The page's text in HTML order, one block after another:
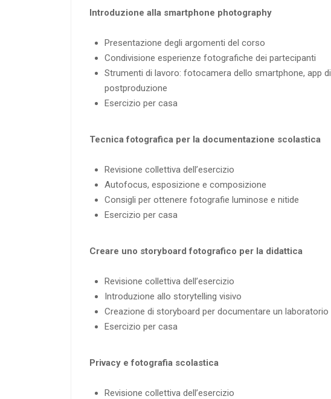
Introduzione alla smartphone photography
Presentazione degli argomenti del corso
Condivisione esperienze fotografiche dei partecipanti
Strumenti di lavoro: fotocamera dello smartphone, app di
postproduzione
Esercizio per casa
Tecnica fotografica per la documentazione scolastica
Revisione collettiva dell’esercizio
Autofocus, esposizione e composizione
Consigli per ottenere fotografie luminose e nitide
Esercizio per casa
Creare uno storyboard fotografico per la didattica
Revisione collettiva dell’esercizio
Introduzione allo storytelling visivo
Creazione di storyboard per documentare un laboratorio
Esercizio per casa
Privacy e fotografia scolastica
Revisione collettiva dell’esercizio